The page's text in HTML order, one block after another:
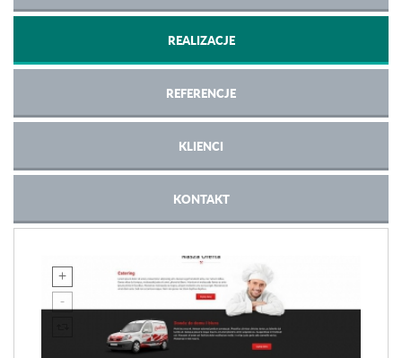
REALIZACJE
REFERENCJE
KLIENCI
KONTAKT